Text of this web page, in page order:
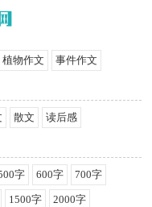
植物作文 事件作文
散文 读后感
字 600字 700字
1500字 2000字